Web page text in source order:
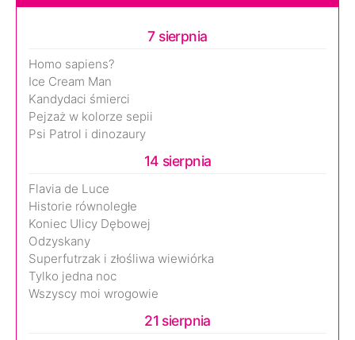
7 sierpnia
Homo sapiens?
Ice Cream Man
Kandydaci śmierci
Pejzaż w kolorze sepii
Psi Patrol i dinozaury
14 sierpnia
Flavia de Luce
Historie równoległe
Koniec Ulicy Dębowej
Odzyskany
Superfutrzak i złośliwa wiewiórka
Tylko jedna noc
Wszyscy moi wrogowie
21 sierpnia